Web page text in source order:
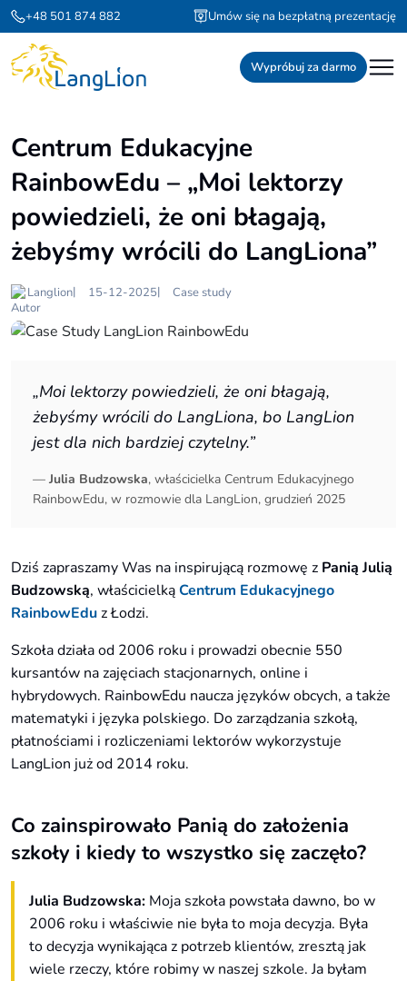
+48 501 874 882 Umów się na bezpłatną prezentację
Wypróbuj za darmo
Centrum Edukacyjne
RainbowEdu – „Moi lektorzy
powiedzieli, że oni błagają,
żebyśmy wrócili do LangLiona”
Langlion| 15-12-2025| Case study
„Moi lektorzy powiedzieli, że oni błagają,
żebyśmy wrócili do LangLiona, bo LangLion
jest dla nich bardziej czytelny.”
— Julia Budzowska, właścicielka Centrum Edukacyjnego
RainbowEdu, w rozmowie dla LangLion, grudzień 2025
Dziś zapraszamy Was na inspirującą rozmowę z Panią Julią
Budzowską, właścicielkąCentrum Edukacyjnego
RainbowEduz Łodzi.
Szkoła działa od 2006 roku i prowadzi obecnie 550
kursantów na zajęciach stacjonarnych, online i
hybrydowych. RainbowEdu naucza języków obcych, a także
matematyki i języka polskiego. Do zarządzania szkołą,
płatnościami i rozliczeniami lektorów wykorzystuje
LangLion już od 2014 roku.
Co zainspirowało Panią do założenia
szkoły i kiedy to wszystko się zaczęło?
Julia Budzowska: Moja szkoła powstała dawno, bo w
2006 roku i właściwie nie była to moja decyzja. Była
to decyzja wynikająca z potrzeb klientów, zresztą jak
wiele rzeczy, które robimy w naszej szkole. Ja byłam